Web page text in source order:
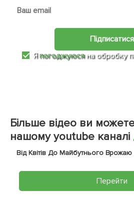
Підписатися
Япогоджуюся на обробку
Більше відео ви
нашому youtube каналі
Від Квітів До Майбутнього
Перейти